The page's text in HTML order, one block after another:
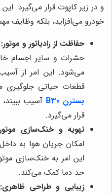
و در زیر کاپوت قرار می‌گیرد.
خودرو می‌افزاید، بلکه وظایف
حفاظت از رادیاتور و موتور:
حشرات و سایر اجسام
می‌شود. این امر از
قطعات حیاتی جلوگیری
بسترن B30
آسیب
قرار می‌گیرد.
تهویه و خنک‌سازی
امکان جریان هوا به
این امر به خنک‌سازی
حد دما کمک می‌کند.
زیبایی و طراحی ظاهری: